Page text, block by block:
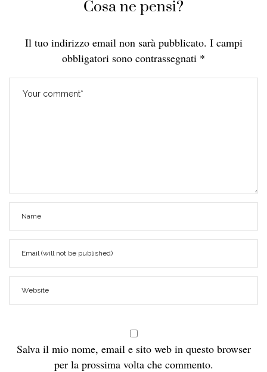
Cosa ne pensi?
Il tuo indirizzo email non sarà pubblicato. I campi
obbligatori sono contrassegnati *
Salva il mio nome, email e sito web in questo browser
per la prossima volta che commento.